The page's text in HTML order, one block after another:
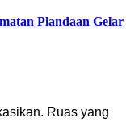
Plandaan Gelar
Ruas yang